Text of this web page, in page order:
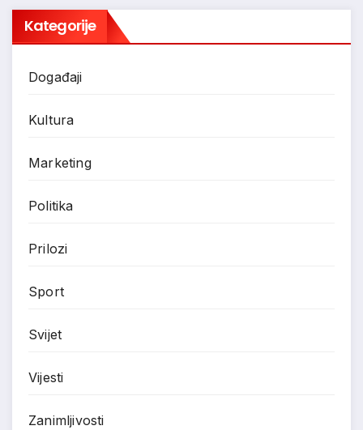
Kategorije
Događaji
Kultura
Marketing
Politika
Prilozi
Sport
Svijet
Vijesti
Zanimljivosti